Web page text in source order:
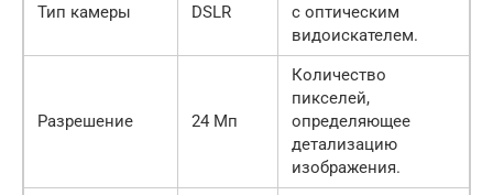
Тип камеры DSLR
с оптическим
видоискателем.
Разрешение 24 Мп
Количество
пикселей,
определяющее
детализацию
изображения.